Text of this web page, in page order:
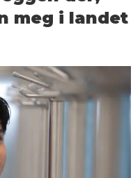
meg i landet